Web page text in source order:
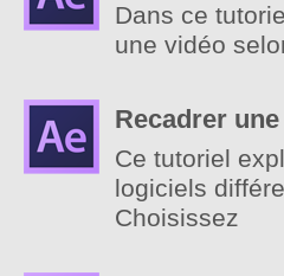
Dans ce
une vidéo
Recadrer
Ce tutoriel
logiciels
Choisissez